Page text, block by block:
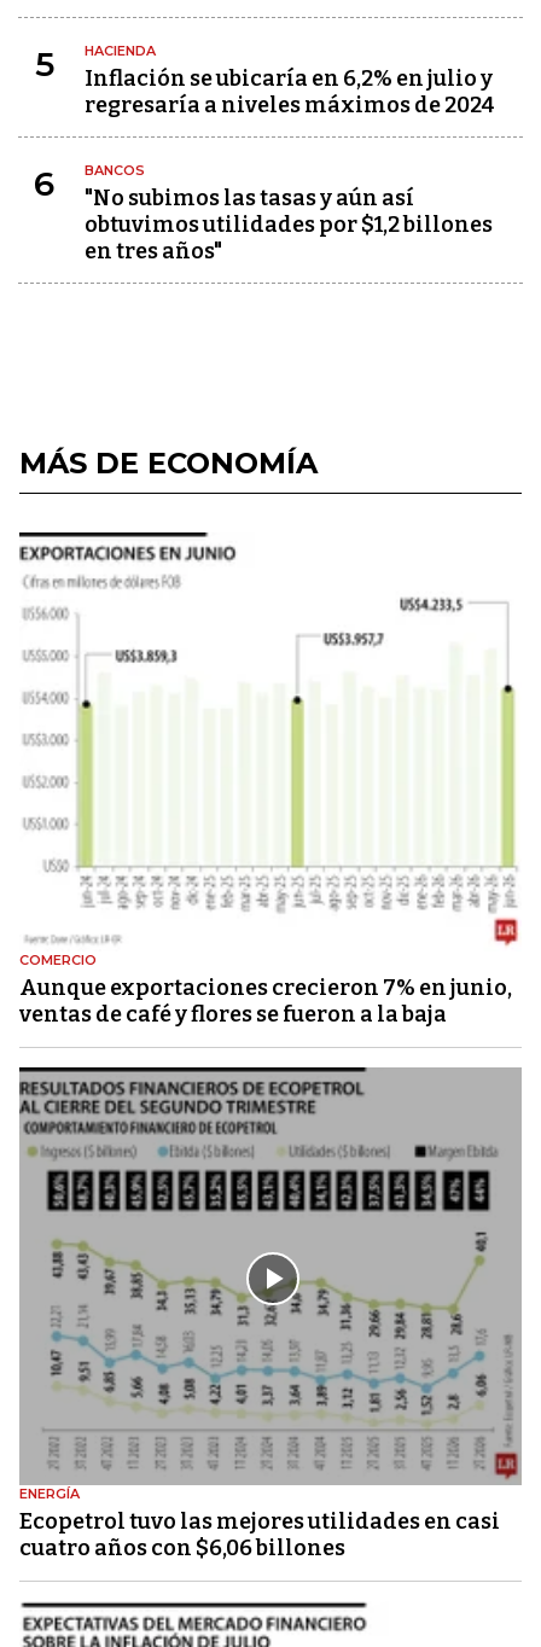
5 HACIENDA
Inflación se ubicaría en 6,2% en julio y
regresaría a niveles máximos de 2024
6 BANCOS
"No subimos las tasas y aún así
obtuvimos utilidades por $1,2 billones
en tres años"
MÁS DE ECONOMÍA
COMERCIO
Aunque exportaciones crecieron 7% en junio,
ventas de café y flores se fueron a la baja
ENERGÍA
Ecopetrol tuvo las mejores utilidades en casi
cuatro años con $6,06 billones